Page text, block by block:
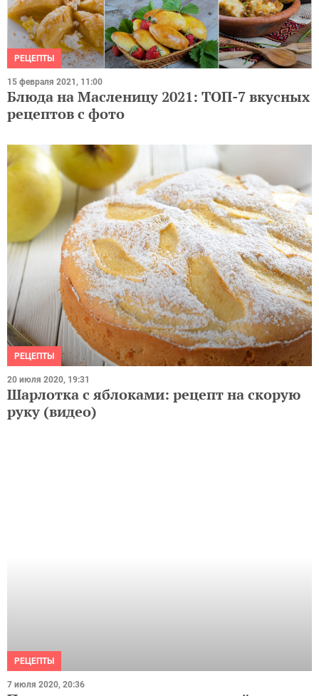
РЕЦЕПТЫ
Блюда на Масленицу 2021: ТОП-7 вкусных
рецептов с фото
РЕЦЕПТЫ
Шарлотка с яблоками: рецепт на скорую
руку (видео)
7 июля 2020, 20:36
Пирог из шелковицы: пошаговый рецепт